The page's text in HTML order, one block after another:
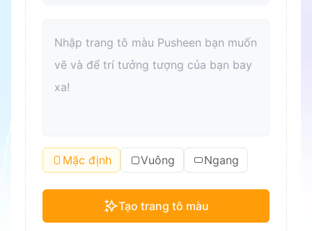
Mặc định Vuông Ngang
Tạo trang tô màu